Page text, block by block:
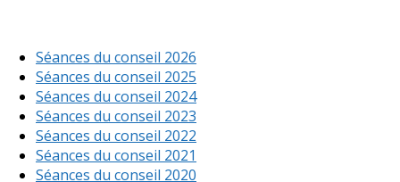
Séances du conseil 2026
Séances du conseil 2025
Séances du conseil 2024
Séances du conseil 2023
Séances du conseil 2022
Séances du conseil 2021
Séances du conseil 2020